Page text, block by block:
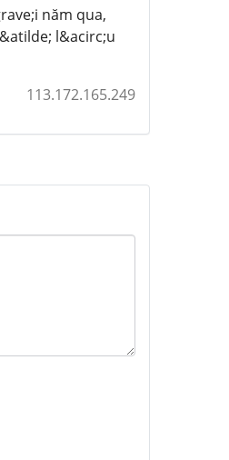
năm qua,
l&acirc;u
113.172.165.249